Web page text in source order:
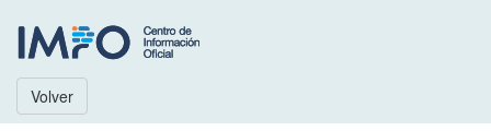
Volver